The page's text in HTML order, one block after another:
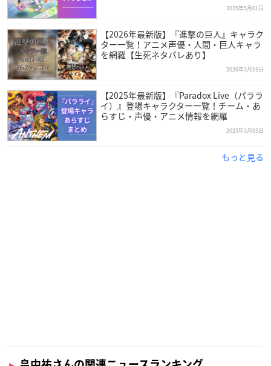
2025年5月01日
【2026年最新版】『進撃の巨人』キャラク
ター一覧！アニメ声優・人間・巨人キャラ
を網羅【生死ネタバレあり】
2026年3月16日
【2025年最新版】『Paradox Live（パララ
イ）』登場キャラクター一覧！チーム・あ
らすじ・声優・アニメ情報を網羅
2025年3月05日
もっと見る